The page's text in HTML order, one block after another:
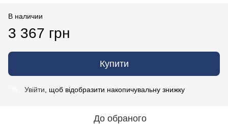
В наличии
3 367 грн
Купити
Увійти , щоб відобразити накопичувальну знижку
До обраного